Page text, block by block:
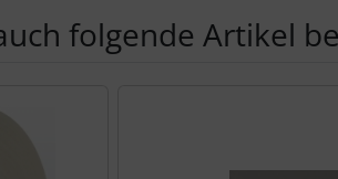
folgende Artikel